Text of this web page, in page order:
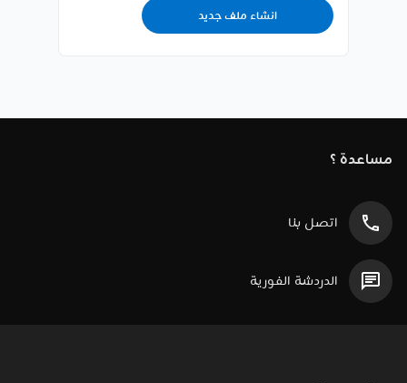
انشاء ملف جديد
مساعدة ؟
اتصل بنا
الدردشة الفورية